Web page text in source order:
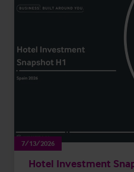
7/13/2026
Hotel Investment